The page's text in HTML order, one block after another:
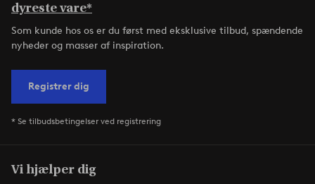
dyreste vare*
Som kunde hos os er du først med eksklusive tilbud, spændende
nyheder og masser af inspiration.
Registrer dig
* Se tilbudsbetingelser ved registrering
Vi hjælper dig